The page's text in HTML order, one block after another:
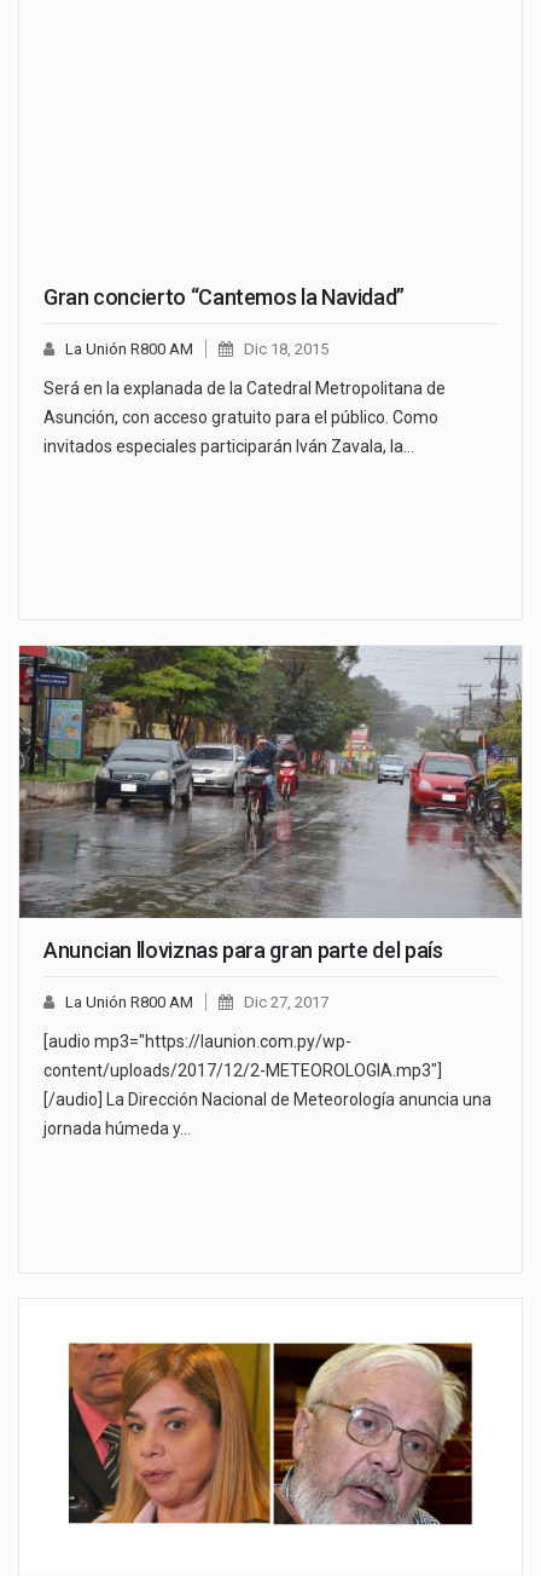
Gran concierto “Cantemos la Navidad”
La Unión R800 AM Dic 18, 2015
Será en la explanada de la Catedral Metropolitana de
Asunción, con acceso gratuito para el público. Como
invitados especiales participarán Iván Zavala, la…
Anuncian lloviznas para gran parte del país
La Unión R800 AM Dic 27, 2017
[audio mp3="https://launion.com.py/wp-
content/uploads/2017/12/2-METEOROLOGIA.mp3"]
[/audio] La Dirección Nacional de Meteorología anuncia una
jornada húmeda y…